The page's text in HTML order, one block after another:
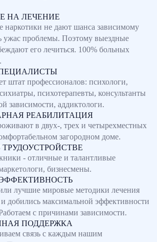
НА ЛЕЧЕНИЕ
наркотики не дают шанса зависимому
ужас проблемы. Поэтому выездные
его лечиться. 100% больных
штат профессионалов: психологи,
психотерапевты, консультанты
зависимости, аддиктологи.
РЕАБИЛИТАЦИЯ
в двух-, трех и четырехместных
загородном доме.
- отличные и талантливые
бизнесмены.
лучшие мировые методики лечения
добились максимальной эффективности
с причинами зависимости.
ПОДДЕРЖКА
связь с каждым нашим